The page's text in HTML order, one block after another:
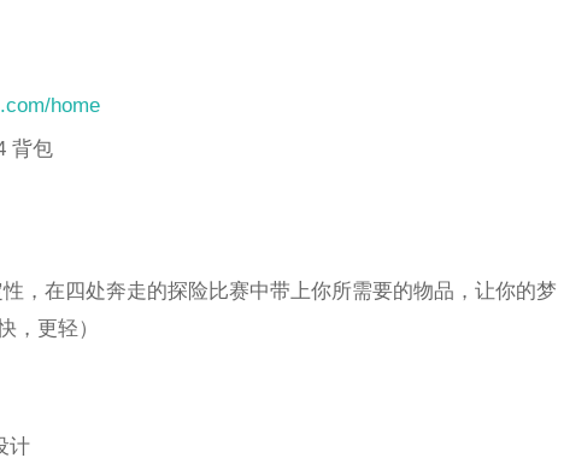
home
背包
，在四处奔走的探险比赛中带上你所需要的物品，让你的梦
，更轻）
计